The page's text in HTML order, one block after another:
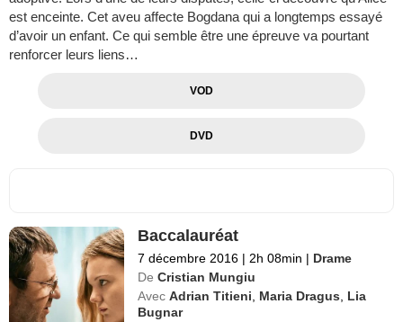
est enceinte. Cet aveu affecte Bogdana qui a longtemps essayé
d’avoir un enfant. Ce qui semble être une épreuve va pourtant
renforcer leurs liens…
VOD
DVD
Baccalauréat
7 décembre 2016 | 2h 08min | Drame
De Cristian Mungiu
Avec Adrian Titieni Maria Dragus
Lia
Bugnar